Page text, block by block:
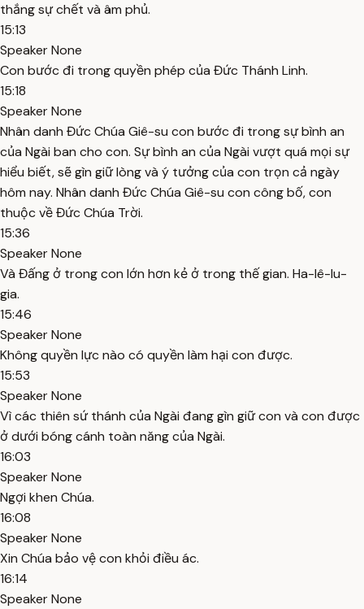
thắng sự chết và âm phủ.
15:13
Speaker None
Con bước đi trong quyền phép của Đức Thánh Linh.
15:18
Speaker None
Nhân danh Đức Chúa Giê-su con bước đi trong sự bình an
của Ngài ban cho con. Sự bình an của Ngài vượt quá mọi sự
hiểu biết, sẽ gìn giữ lòng và ý tưởng của con trọn cả ngày
hôm nay. Nhân danh Đức Chúa Giê-su con công bố, con
thuộc về Đức Chúa Trời.
15:36
Speaker None
Và Đấng ở trong con lớn hơn kẻ ở trong thế gian. Ha-lê-lu-
gia.
15:46
Speaker None
Không quyền lực nào có quyền làm hại con được.
15:53
Speaker None
Vì các thiên sứ thánh của Ngài đang gìn giữ con và con được
ở dưới bóng cánh toàn năng của Ngài.
16:03
Speaker None
Ngợi khen Chúa.
16:08
Speaker None
Xin Chúa bảo vệ con khỏi điều ác.
16:14
Speaker None